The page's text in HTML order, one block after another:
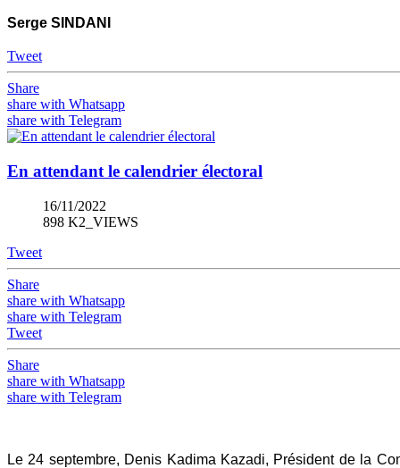
Serge SINDANI
Tweet
Share
share with Whatsapp
share with Telegram
En attendant le calendrier électoral
16/11/2022
898 K2_VIEWS
Tweet
Share
share with Whatsapp
share with Telegram
Tweet
Share
share with Whatsapp
share with Telegram
Le 24 septembre, Denis Kadima Kazadi, Président de la